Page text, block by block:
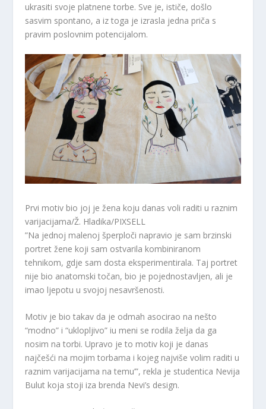
ukrasiti svoje platnene torbe. Sve je, ističe, došlo
sasvim spontano, a iz toga je izrasla jedna priča s
pravim poslovnim potencijalom.
Prvi motiv bio joj je žena koju danas voli raditi u raznim
varijacijama/Ž. Hladika/PIXSELL
”Na jednoj malenoj šperploči napravio je sam brzinski
portret žene koji sam ostvarila kombiniranom
tehnikom, gdje sam dosta eksperimentirala. Taj portret
nije bio anatomski točan, bio je pojednostavljen, ali je
imao ljepotu u svojoj nesavršenosti.
Motiv je bio takav da je odmah asocirao na nešto
“modno” i “uklopljivo” iu meni se rodila želja da ga
nosim na torbi. Upravo je to motiv koji je danas
najčešći na mojim torbama i kojeg najviše volim raditi u
raznim varijacijama na temu’”, rekla je studentica Nevija
Bulut koja stoji iza brenda Nevi’s design.